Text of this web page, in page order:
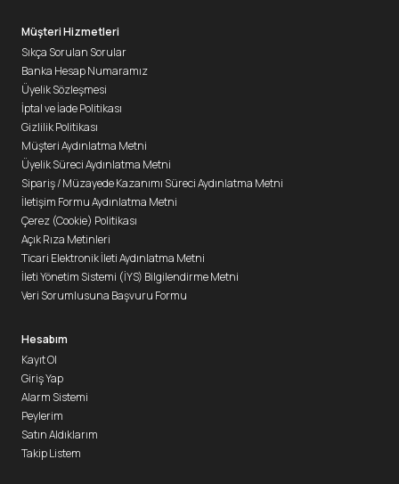
Müşteri Hizmetleri
Sıkça Sorulan Sorular
Banka Hesap Numaramız
Üyelik Sözleşmesi
İptal ve İade Politikası
Gizlilik Politikası
Müşteri Aydınlatma Metni
Üyelik Süreci Aydınlatma Metni
Sipariş / Müzayede Kazanımı Süreci Aydınlatma Metni
İletişim Formu Aydınlatma Metni
Çerez (Cookie) Politikası
Açık Rıza Metinleri
Ticari Elektronik İleti Aydınlatma Metni
İleti Yönetim Sistemi (İYS) Bilgilendirme Metni
Veri Sorumlusuna Başvuru Formu
Hesabım
Kayıt Ol
Giriş Yap
Alarm Sistemi
Peylerim
Satın Aldıklarım
Takip Listem